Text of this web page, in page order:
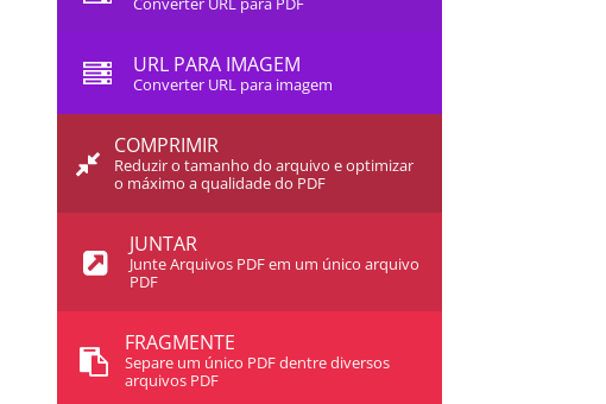
URL PARA IMAGEM
Converter URL para imagem
COMPRIMIR
Reduzir o tamanho do arquivo e optimizar
o máximo a qualidade do PDF
JUNTAR
Junte Arquivos PDF em um único arquivo
PDF
FRAGMENTE
Separe um único PDF dentre diversos
arquivos PDF